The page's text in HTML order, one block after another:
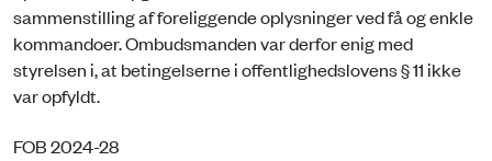
sammenstilling af foreliggende oplysninger ved få og enkle
kommandoer. Ombudsmanden var derfor enig med
styrelsen i, at betingelserne i offentlighedslovens § 11 ikke
var opfyldt.
FOB 2024-28